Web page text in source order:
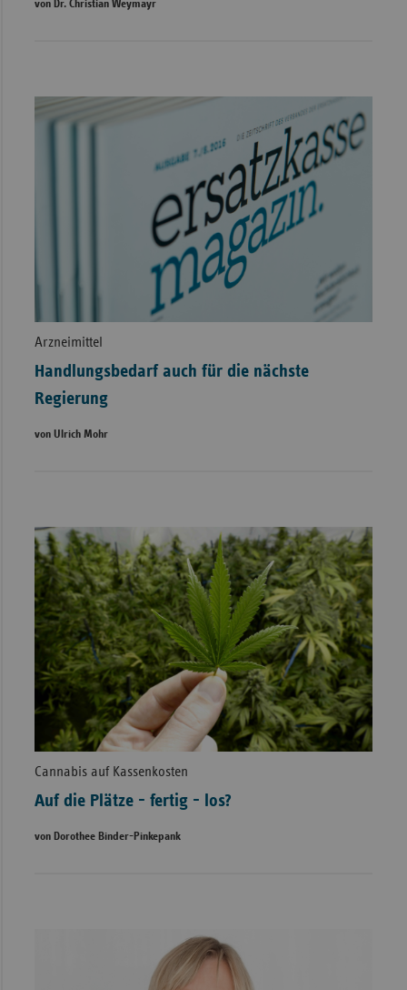
von Dr. Christian Weymayr
Arzneimittel
Handlungsbedarf auch für die nächste
Regierung
von Ulrich Mohr
Cannabis auf Kassenkosten
Auf die Plätze - fertig - los?
von Dorothee Binder-Pinkepank